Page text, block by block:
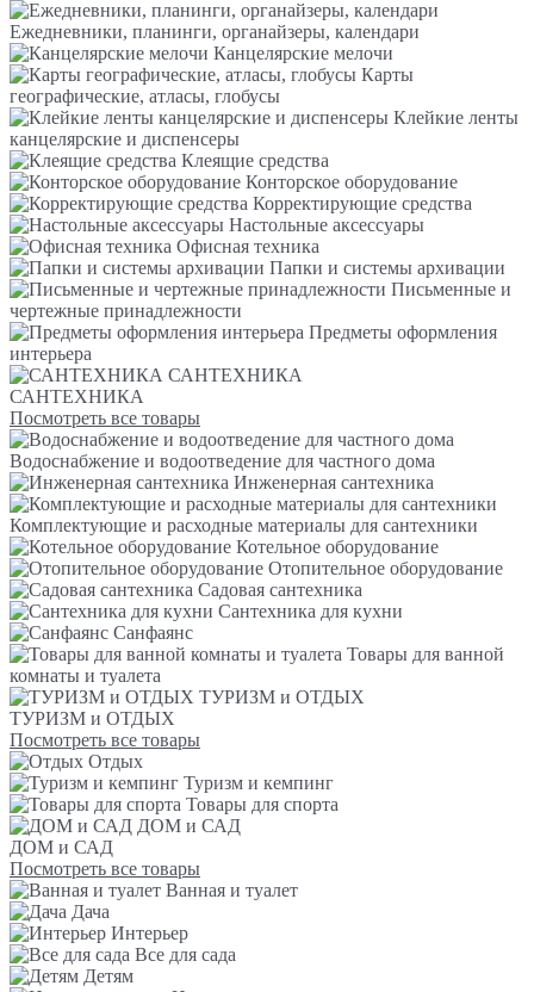
Ежедневники, планинги, органайзеры, календари
Канцелярские мелочи
Карты
географические, атласы, глобусы
Клейкие ленты
канцелярские и диспенсеры
Клеящие средства
Конторское оборудование
Корректирующие средства
Настольные аксессуары
Офисная техника
Папки и системы архивации
Письменные и
чертежные принадлежности
Предметы оформления
интерьера
САНТЕХНИКА
САНТЕХНИКА
Посмотреть все товары
Водоснабжение и водоотведение для частного дома
Инженерная сантехника
Комплектующие и расходные материалы для сантехники
Котельное оборудование
Отопительное оборудование
Садовая сантехника
Сантехника для кухни
Санфаянс
Товары для ванной
комнаты и туалета
ТУРИЗМ и ОТДЫХ
ТУРИЗМ и ОТДЫХ
Посмотреть все товары
Отдых
Туризм и кемпинг
Товары для спорта
ДОМ и САД
ДОМ и САД
Посмотреть все товары
Ванная и туалет
Дача
Интерьер
Все для сада
Детям